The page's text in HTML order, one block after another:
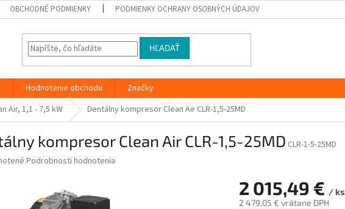
OBCHODNÉ PODMIENKY PODMIENKY OCHRANY OSOBNÝCH ÚDAJOV
HĽADAŤ
Hodnotenie obchodu
Značky
Air, 1,1 - 7,5 kW Dentálny kompresor Clean Air CLR-1,5-25MD
kompresor Clean Air CLR-1,5-25MD CLR-1-5-25MD
Podrobnosti hodnotenia
2 015,49 € / ks
2 479,05 € vrátane DPH